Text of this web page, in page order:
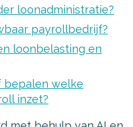
loonadministratie?
payrollbedrijf?
loonbelasting en
bepalen welke
inzet?